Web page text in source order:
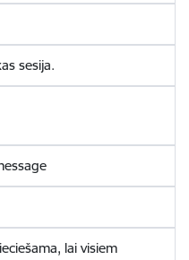
sesija.
lai visiem